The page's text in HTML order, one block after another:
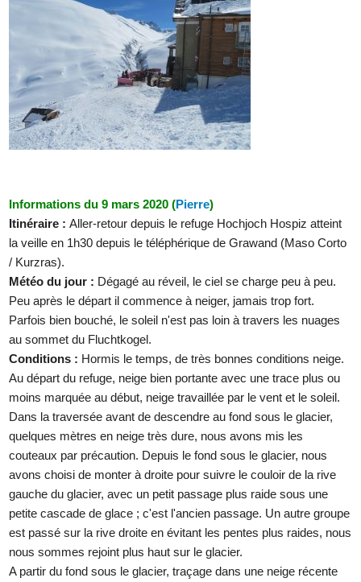
Informations du 9 mars 2020 (Pierre)
Itinéraire : Aller-retour depuis le refuge Hochjoch Hospiz atteint
la veille en 1h30 depuis le téléphérique de Grawand (Maso Corto
/ Kurzras).
Météo du jour : Dégagé au réveil, le ciel se charge peu à peu.
Peu après le départ il commence à neiger, jamais trop fort.
Parfois bien bouché, le soleil n'est pas loin à travers les nuages
au sommet du Fluchtkogel.
Conditions : Hormis le temps, de très bonnes conditions neige.
Au départ du refuge, neige bien portante avec une trace plus ou
moins marquée au début, neige travaillée par le vent et le soleil.
Dans la traversée avant de descendre au fond sous le glacier,
quelques mètres en neige très dure, nous avons mis les
couteaux par précaution. Depuis le fond sous le glacier, nous
avons choisi de monter à droite pour suivre le couloir de la rive
gauche du glacier, avec un petit passage plus raide sous une
petite cascade de glace ; c'est l'ancien passage. Un autre groupe
est passé sur la rive droite en évitant les pentes plus raides, nous
nous sommes rejoint plus haut sur le glacier.
A partir du fond sous le glacier, traçage dans une neige récente